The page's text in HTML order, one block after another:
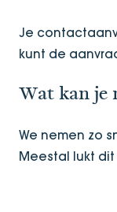
Je
kunt de
Wat kan je
We nemen zo
Meestal lukt